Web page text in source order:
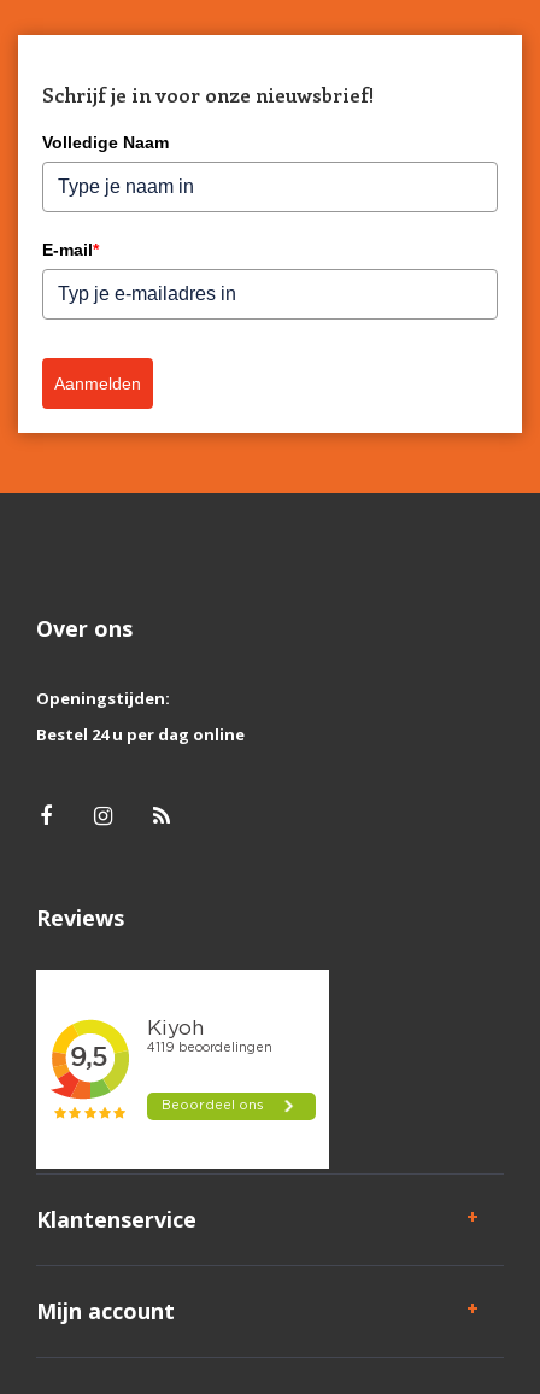
Schrijf je in voor onze nieuwsbrief!
Volledige Naam
E-mail*
Aanmelden
Over ons
Openingstijden:
Bestel 24 u per dag online
Reviews
Klantenservice
Mijn account